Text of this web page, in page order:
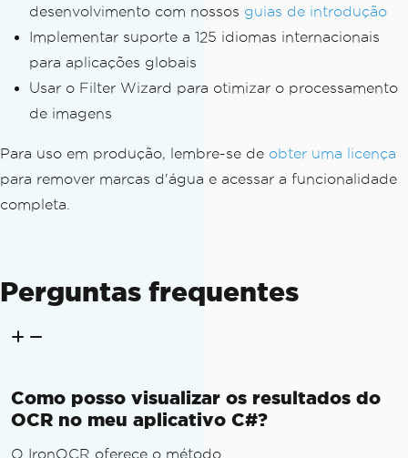
_{Path.GetFileNameWithoutExtension(fil
ePath)}_";
            input
.HighlightTextAndSave
AsImages
_tesseract debugPath
return _tesseract.Read( input);
desenvolvimento com nossos guias de introdução
Implementar suporte a 125 idiomas internacionais
para aplicações globais
Usar o Filter Wizard para otimizar o processamento
de imagens
Para uso em produção, lembre-se de obter uma licença
para remover marcas d'água e acessar a funcionalidade
completa.
Perguntas frequentes
Como posso visualizar os resultados do
OCR no meu aplicativo C#?
O IronOCR oferece o método